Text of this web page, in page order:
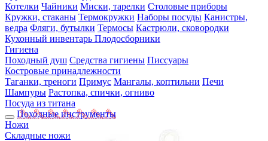
Котелки Чайники Миски, тарелки Столовые приборы
Кружки, стаканы Термокружки Наборы посуды Канистры,
ведра Фляги, бутылки Термосы Кастрюли, сковородки
Кухонный инвентарь Плодосборники
Гигиена
Походный душ Средства гигиены Писсуары
Костровые принадлежности
Таганки, треноги Примус Мангалы, коптильни Печи
Шампуры Растопка, спички, огниво
Посуда из титана
Походные инструменты
Ножи
Складные ножи